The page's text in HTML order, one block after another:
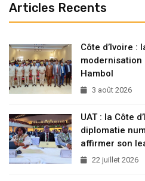
Articles Recents
Côte d’Ivoire :
modernisation
Hambol
3 août 2026
UAT : la Côte
diplomatie
affirmer son
22 juillet 2026